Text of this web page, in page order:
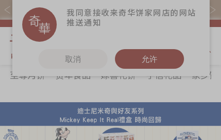
易赏钱会员凭推广码购买现货产品可赚易赏钱($5=1分)
关于奇华
分店网络
奇华饼食
贺年食品
嫁喜礼饼
更多
奇华工作坊
奇华茶室
至尊月饼 贺年食品 嫁喜礼饼 手信礼品
家乡饼
我同意接收来奇华饼家网店的网站
推送通知
取消 允许